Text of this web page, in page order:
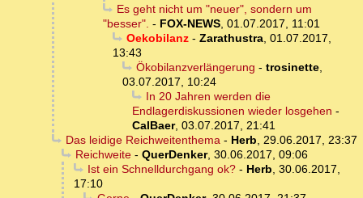
Es geht nicht um "neuer", sondern um
"besser". - FOX-NEWS, 01.07.2017, 11:01
Oekobilanz- Zarathustra, 01.07.2017,
13:43
Ökobilanzverlängerung - trosinette,
03.07.2017, 10:24
In 20 Jahren werden die
Endlagerdiskussionen wieder losgehen -
CalBaer, 03.07.2017, 21:41
Das leidige Reichweitenthema- Herb, 29.06.2017, 23:37
Reichweite- QuerDenker, 30.06.2017, 09:06
Ist ein Schnelldurchgang ok?- Herb, 30.06.2017,
17:10